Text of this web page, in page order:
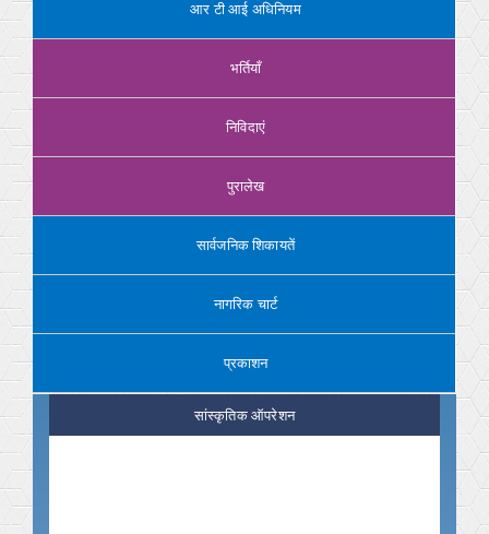
आर टी आई अधिनियम
भर्तियाँ
निविदाएं
पुरालेख
सार्वजनिक शिकायतें
नागरिक चार्ट
प्रकाशन
सांस्कृतिक ऑपरेशन